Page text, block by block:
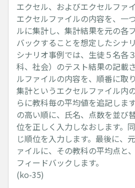
エクセル、およびエクセルファ
エクセルファイルの内容を、一
ルに集計し、集計結果を元の各
バックすることを想定したシナリ
シナリオ事例では、生徒５名各
科、社会）のテスト結果の記載
ルファイルの内容を、順番に取
集計というエクセルファイル内
らに教科毎の平均値を追記しま
の高い順に、氏名、点数を並び
位を正しく入力しなおします。
じ順位を入力します。最後に、
ァイルに、その教科の平均点と
フィードバックします。
(ko-35)